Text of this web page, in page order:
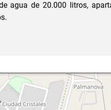
agua de 20.000 litros,